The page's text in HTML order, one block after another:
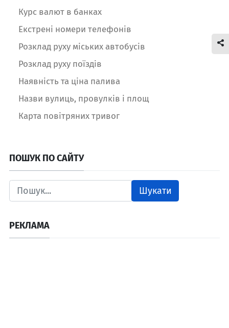
Курс валют в банках
Екстрені номери телефонів
Розклад руху міських автобусів
Розклад руху поїздів
Наявність та ціна палива
Назви вулиць, провулків і площ
Карта повітряних тривог
ПОШУК ПО САЙТУ
Шукати
РЕКЛАМА